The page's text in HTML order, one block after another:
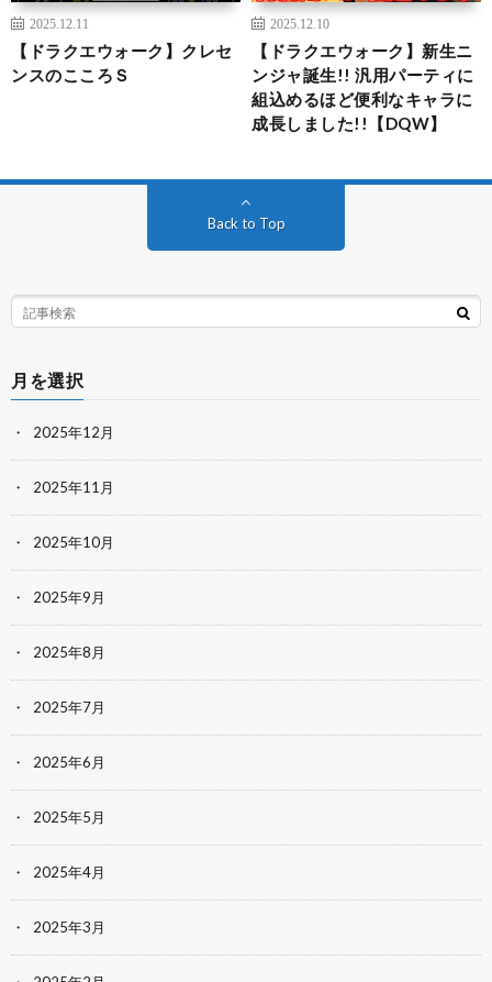
2025.12.11
【ドラクエウォーク】クレセ
ンスのこころＳ
2025.12.10
【ドラクエウォーク】新生ニ
ンジャ誕生!! 汎用パーティに
組込めるほど便利なキャラに
成長しました!!【DQW】
Back to Top
月を選択
2025年12月
2025年11月
2025年10月
2025年9月
2025年8月
2025年7月
2025年6月
2025年5月
2025年4月
2025年3月